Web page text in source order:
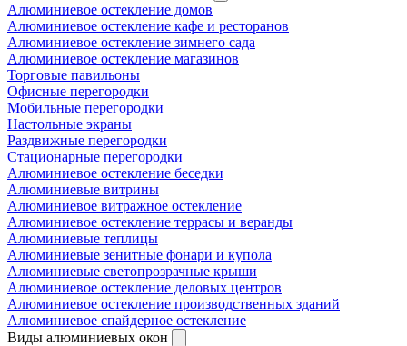
Алюминиевое остекление домов
Алюминиевое остекление кафе и ресторанов
Алюминиевое остекление зимнего сада
Алюминиевое остекление магазинов
Торговые павильоны
Офисные перегородки
Мобильные перегородки
Настольные экраны
Раздвижные перегородки
Стационарные перегородки
Алюминиевое остекление беседки
Алюминиевые витрины
Алюминиевое витражное остекление
Алюминиевое остекление террасы и веранды
Алюминиевые теплицы
Алюминиевые зенитные фонари и купола
Алюминиевые светопрозрачные крыши
Алюминиевое остекление деловых центров
Алюминиевое остекление производственных зданий
Алюминиевое спайдерное остекление
Виды алюминиевых окон